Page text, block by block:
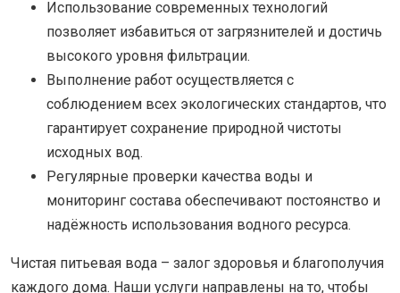
Использование современных технологий
позволяет избавиться от загрязнителей и достичь
высокого уровня фильтрации.
Выполнение работ осуществляется с
соблюдением всех экологических стандартов, что
гарантирует сохранение природной чистоты
исходных вод.
Регулярные проверки качества воды и
мониторинг состава обеспечивают постоянство и
надёжность использования водного ресурса.
Чистая питьевая вода – залог здоровья и благополучия
каждого дома. Наши услуги направлены на то, чтобы